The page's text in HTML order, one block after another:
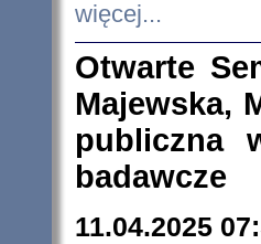
więcej...
Otwarte
Majewska,
publiczna
badawcze
11.04.2025